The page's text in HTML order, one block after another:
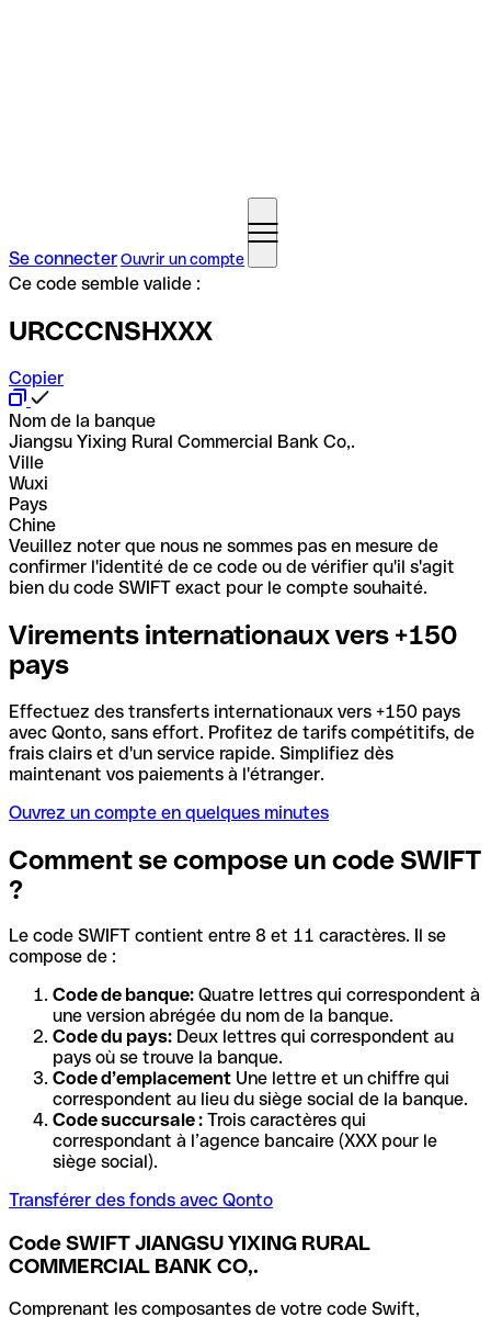
Se connecterOuvrir un compte
Ce code semble valide :
URCCCNSHXXX
Copier
Nom de la banque
Jiangsu Yixing Rural Commercial Bank Co,.
Ville
Wuxi
Pays
Chine
Veuillez noter que nous ne sommes pas en mesure de
confirmer l'identité de ce code ou de vérifier qu'il s'agit
bien du code SWIFT exact pour le compte souhaité.
Virements internationaux vers +150
pays
Effectuez des transferts internationaux vers +150 pays
avec Qonto, sans effort. Profitez de tarifs compétitifs, de
frais clairs et d'un service rapide. Simplifiez dès
maintenant vos paiements à l'étranger.
Ouvrez un compte en quelques minutes
Comment se compose un code SWIFT
?
Le code SWIFT contient entre 8 et 11 caractères. Il se
compose de :
Code de banque: Quatre lettres qui correspondent à
une version abrégée du nom de la banque.
Code du pays: Deux lettres qui correspondent au
pays où se trouve la banque.
Code d’emplacement Une lettre et un chiffre qui
correspondent au lieu du siège social de la banque.
Code succursale : Trois caractères qui
correspondant à l’agence bancaire (XXX pour le
siège social).
Transférer des fonds avec Qonto
Code SWIFT JIANGSU YIXING RURAL
COMMERCIAL BANK CO,.
Comprenant les composantes de votre code Swift,